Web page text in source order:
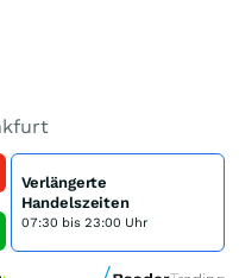
Verlängerte
Handelszeiten
07:30 bis 23:00 Uhr